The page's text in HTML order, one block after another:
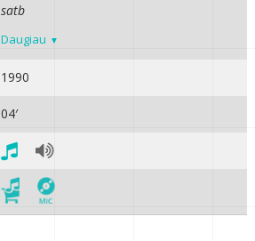
satb
Daugiau
1990
04′